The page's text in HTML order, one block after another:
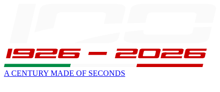
A CENTURY MADE OF SECONDS